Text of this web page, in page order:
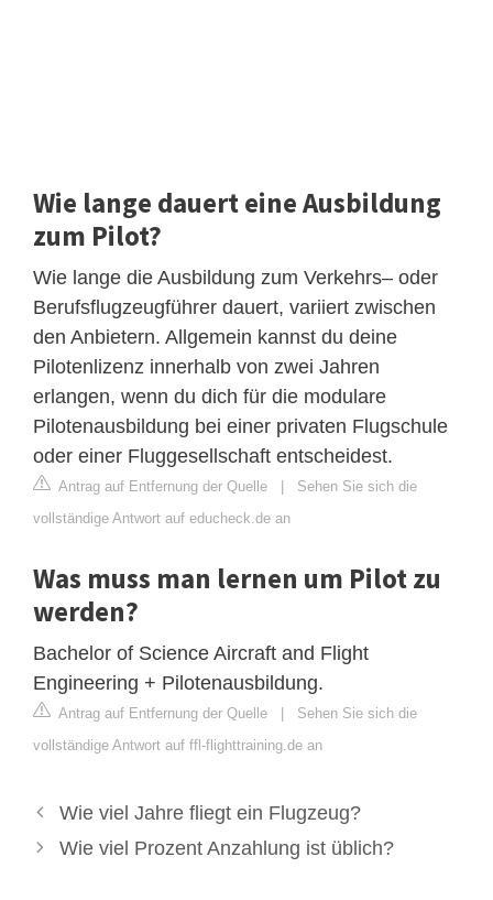
Wie lange dauert eine Ausbildung
zum Pilot?
Wie lange die Ausbildung zum Verkehrs– oder
Berufsflugzeugführer dauert, variiert zwischen
den Anbietern. Allgemein kannst du deine
Pilotenlizenz innerhalb von zwei Jahren
erlangen, wenn du dich für die modulare
Pilotenausbildung bei einer privaten Flugschule
oder einer Fluggesellschaft entscheidest.
Antrag auf Entfernung der Quelle | Sehen Sie sich die
vollständige Antwort auf educheck.de an
Was muss man lernen um Pilot zu
werden?
Bachelor of Science Aircraft and Flight
Engineering + Pilotenausbildung.
Antrag auf Entfernung der Quelle | Sehen Sie sich die
vollständige Antwort auf ffl-flighttraining.de an
Wie viel Jahre fliegt ein Flugzeug?
Wie viel Prozent Anzahlung ist üblich?